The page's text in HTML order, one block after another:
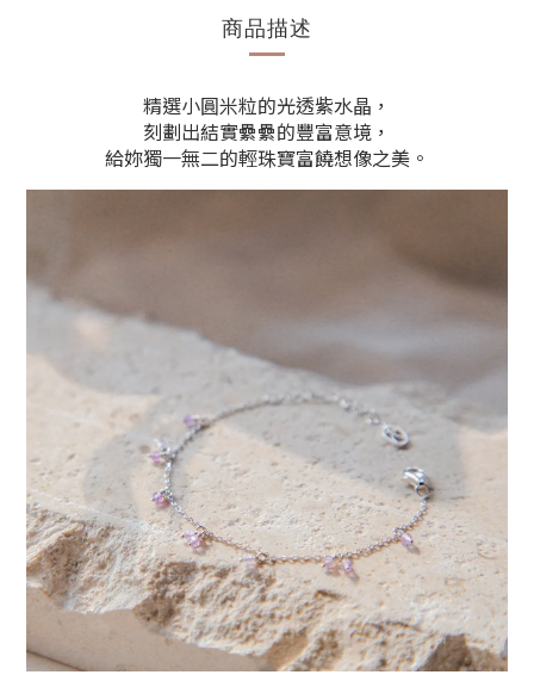
商品描述
精選小圓米粒的光透紫水晶，
刻劃出結實纍纍的豐富意境，
給妳獨一無二的輕珠寶富饒想像之美。